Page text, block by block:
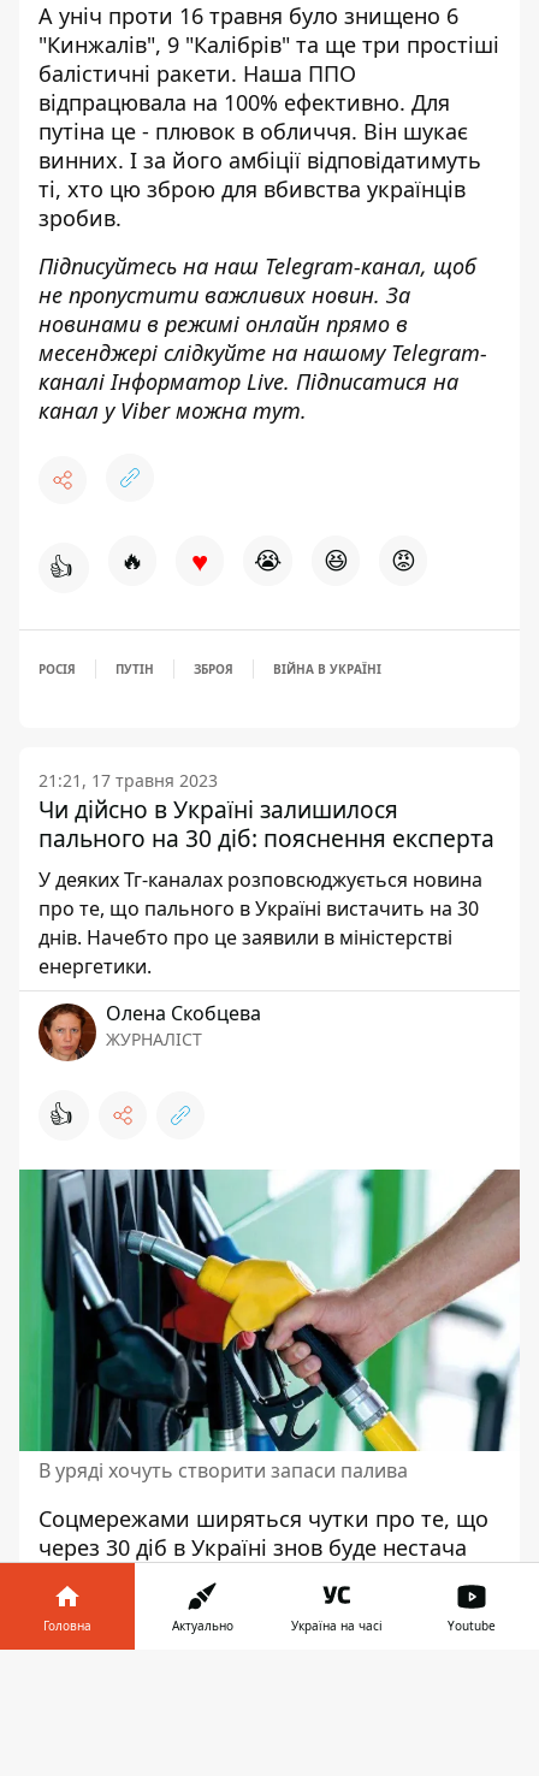
А уніч проти 16 травня було знищено 6
"Кинжалів", 9 "Калібрів" та ще три простіші
балістичні ракети. Наша ППО
відпрацювала на 100% ефективно. Для
путіна це - плювок в обличчя. Він шукає
винних. І за його амбіції відповідатимуть
ті, хто цю зброю для вбивства українців
зробив.
Підписуйтесь на наш Telegram-канал, щоб
не пропустити важливих новин. За
новинами в режимі онлайн прямо в
месенджері слідкуйте на нашому Telegram-
каналіІнформатор Live. Підписатися на
канал у Viber можна тут.
👍 🔥 ♥ 😭 😆 😡
РОСІЯ ПУТІН ЗБРОЯ ВІЙНА В УКРАЇНІ
21:21, 17 травня 2023
Чи дійсно в Україні залишилося
пального на 30 діб: пояснення експерта
У деяких Тг-каналах розповсюджується новина
про те, що пального в Україні вистачить на 30
днів. Начебто про це заявили в міністерстві
енергетики.
Олена Скобцева
ЖУРНАЛІСТ
👍
В уряді хочуть створити запаси палива
Соцмережами ширяться чутки про те, що
через 30 діб в Україні знов буде нестача
бензину та дизелю
заспокоїв українців - пальне є, і ціна на
нього буде ще падати.
Головна Актуально Україна на часі Youtube